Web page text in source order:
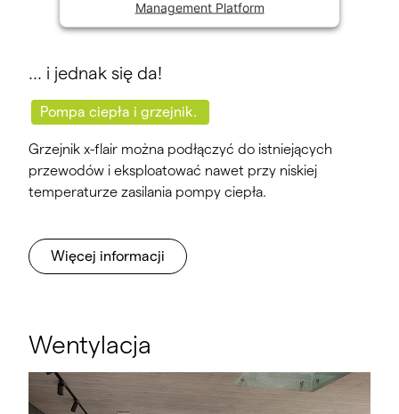
… i jednak się da!
Pompa ciepła i grzejnik.
Grzejnik x-flair można podłączyć do istniejących
przewodów i eksploatować nawet przy niskiej
temperaturze zasilania pompy ciepła.
Więcej informacji
Management Platform
Wentylacja